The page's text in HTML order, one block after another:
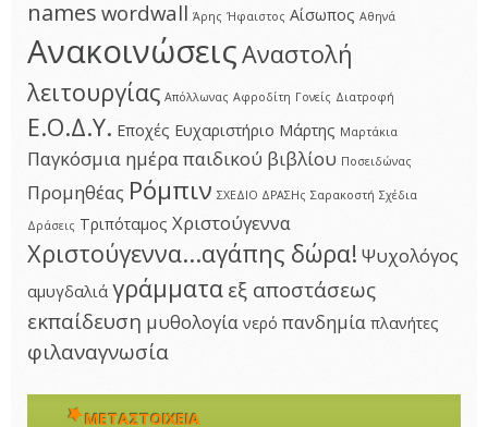
names wordwall Άρης Ήφαιστος Αίσωπος Αθηνά
ΑνακοινώσειςΑναστολή
λειτουργίας Απόλλωνας Αφροδίτη Γονείς Διατροφή
Ε.Ο.Δ.Υ. Εποχές Ευχαριστήριο Μάρτης Μαρτάκια
Παγκόσμια ημέρα παιδικού βιβλίου Ποσειδώνας
Προμηθέας Ρόμπιν ΣΧΕΔΙΟ ΔΡΑΣΗς Σαρακοστή Σχέδια
Δράσεις Τριπόταμος Χριστούγεννα
Χριστούγεννα...αγάπης δώρα! Ψυχολόγος
αμυγδαλιά γράμματα εξ αποστάσεως
εκπαίδευση μυθολογία νερό πανδημία πλανήτες
φιλαναγνωσία
ΜΕΤΑΣΤΟΙΧΕΊΑ